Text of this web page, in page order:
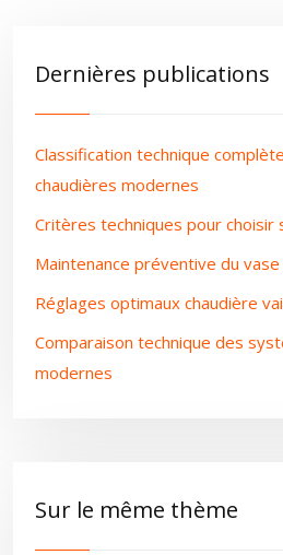
Dernières publications
Classification technique
chaudières modernes
Critères techniques pour choisir
Maintenance préventive du vase
Réglages optimaux chaudière
Comparaison technique des
modernes
Sur le même thème